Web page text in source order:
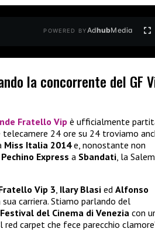
POWERED BYAdhubMedia
la concorrente del GF
Fratello Vip è ufficialmente
24 ore su 24 troviamo
Miss Italia 2014e, nonostante non
Pechino Express a Sbandati, la
Vip 3, Ilary Blasi ed Alfonso
carriera. Stiamo parlando del
Festival del Cinema di Venezia con
carpet che fece parecchio